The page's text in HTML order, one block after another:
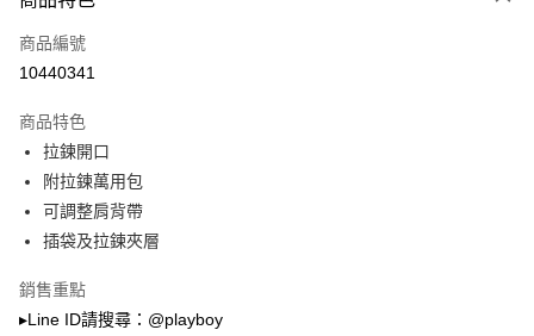
成交易。
3.實際核准額度、可分期數及費用金額請依後續交易確認頁面所載為準。
消。如遇「轉專審核」未通過狀況，表示未達大哥付你分期系統評分，恕無
法說明評估內容。
【繳款方式說明】
1.分期款項不併入電信帳單，「大哥付你分期」於每月結算日後寄送繳費提
2.透過簡訊連結打開帳單後，可選擇「超商條碼／台灣大直營門市／銀行轉
帳／街口支付／iPASS MONEY」等通路繳費。
【注意事項】
1.本服務係由「台灣大哥大股份有限公司」（以下簡稱本公司）所提供，讓
用戶於交易時，得透過本服務購買商品或服務，並由商店將買賣／分期付款
運送方式
全家取貨付款
付款後全家取貨
每筆NT$100，滿NT$700(含以上)免運費
付款後萊爾富取貨
商品編號
10440341
商品特色
拉鍊開口
附拉鍊萬用包
可調整肩背帶
插袋及拉鍊夾層
銷售重點
▸Line ID請搜尋：@playboy